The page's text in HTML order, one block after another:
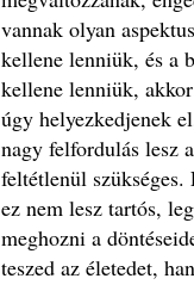
vannak olyan
kellene lenniük, és a
kellene lenniük,
úgy helyezkedjenek
nagy felfordulás lesz
feltétlenül
ez nem lesz tartós,
meghozni a
teszed az életedet,